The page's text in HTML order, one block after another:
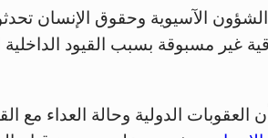
الآسيوية وحقوق الإنسان
غير مسبوقة بسبب القيود
العقوبات الدولية وحالة العداء